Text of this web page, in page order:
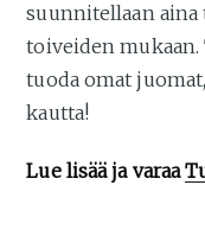
suunnitellaan aina
toiveiden mukaan.
tuoda omat
kautta!
Lue lisää ja varaa